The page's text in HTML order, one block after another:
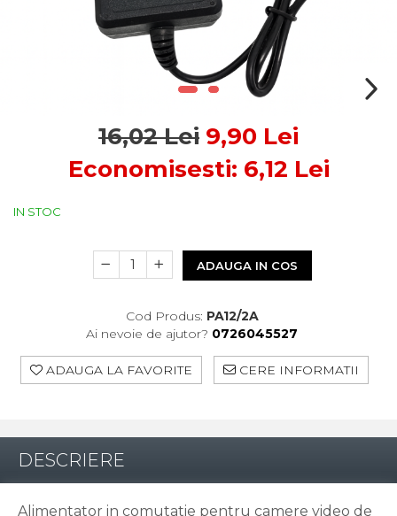
Automatizari porti culisante
Accesorii pentru automatizari porti
Automatizari usi de garaj
Electrice
Cabluri și accesorii
16,02 Lei 9,90 Lei
Economisesti: 6,12 Lei
IN STOC
ADAUGA IN COS
Cod Produs: PA12/2A
Ai nevoie de ajutor? 0726045527
ADAUGA LA FAVORITE CERE INFORMATII
DESCRIERE
Alimentator in comutatie pentru camere video de